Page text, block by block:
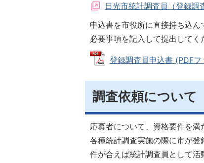
日光市統計調査員（登録調
申込書を市役所に直接持ち込
必要事項を記入して提出してく
登録調査員申込書 (PDF
調査依頼について
応募者について、資格要件を満
各種統計調査実施の際に市が
件が合えば統計調査員として活